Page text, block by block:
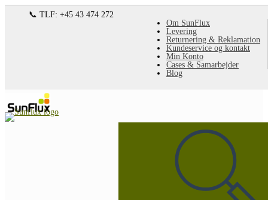
Om SunFlux
Levering
Returnering & Reklamation
Kundeservice og kontakt
Min Konto
Cases & Samarbejder
Blog
📞 TLF: +45 43 474 272